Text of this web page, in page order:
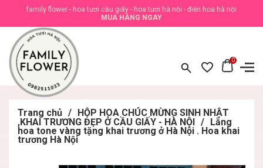
family flower - hoa tươi cầu giấy - hoa tươi hà nội - điện hoa hà nội
MUA HÀNG NGAY
0
Trang chủ / HỘP HOA CHÚC MỪNG SINH NHẬT
,KHAI TRƯƠNG ĐẸP Ở CẦU GIẤY - HÀ NỘI / Lẵng
hoa tone vàng tặng khai trương ở Hà Nội . Hoa khai
trương Hà Nội